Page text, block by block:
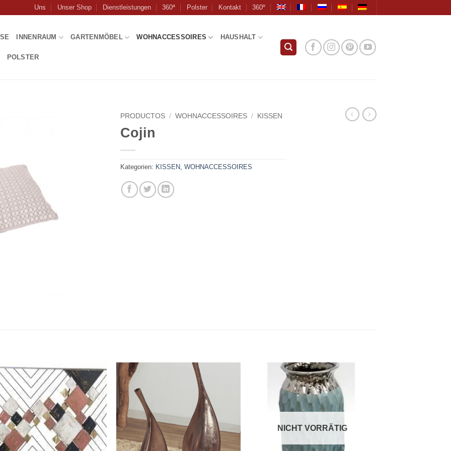
Uns Unser Shop Dienstleistungen 360ª Polster Kontakt 360º
INNENRAUM GARTENMÖBEL WOHNACCESSOIRES HAUSHALT
POLSTER
PRODUCTOS / WOHNACCESSOIRES / KISSEN
Cojin
Kategorien: KISSEN WOHNACCESSOIRES
NICHT VORRÄTIG